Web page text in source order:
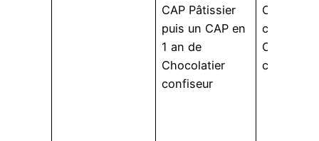
CAP Pâtissier
puis un CAP en
1 an de
Chocolatier
confiseur
CAP
coiffure
Coiffure
couleur